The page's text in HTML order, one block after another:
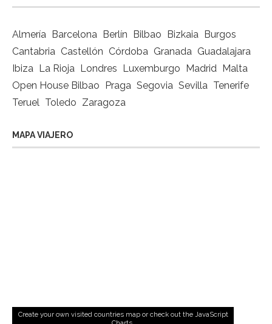
Almería Barcelona Berlín Bilbao Bizkaia Burgos
Cantabria Castellón Córdoba Granada Guadalajara
Ibiza La Rioja Londres Luxemburgo Madrid Malta
Open House Bilbao Praga Segovia Sevilla Tenerife
Teruel Toledo Zaragoza
MAPA VIAJERO
Create your own visited countries mapor check out the JavaScript